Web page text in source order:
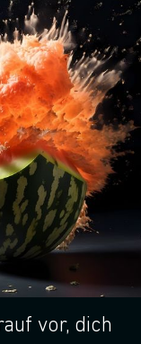
vor, dich